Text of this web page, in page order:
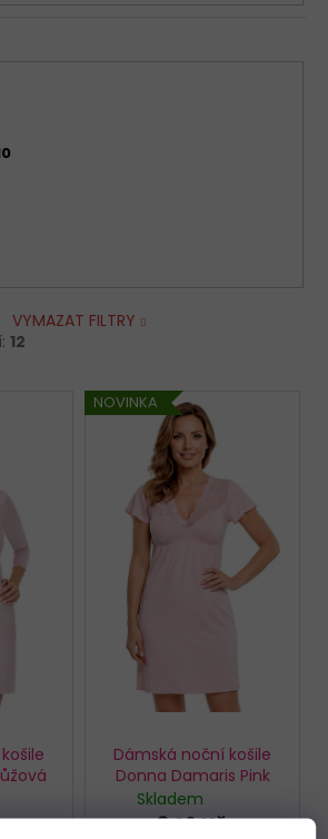
VYMAZAT FILTRY
12
NOVINKA
Dámská noční košile
Donna Damaris Pink
Skladem
849 Kč